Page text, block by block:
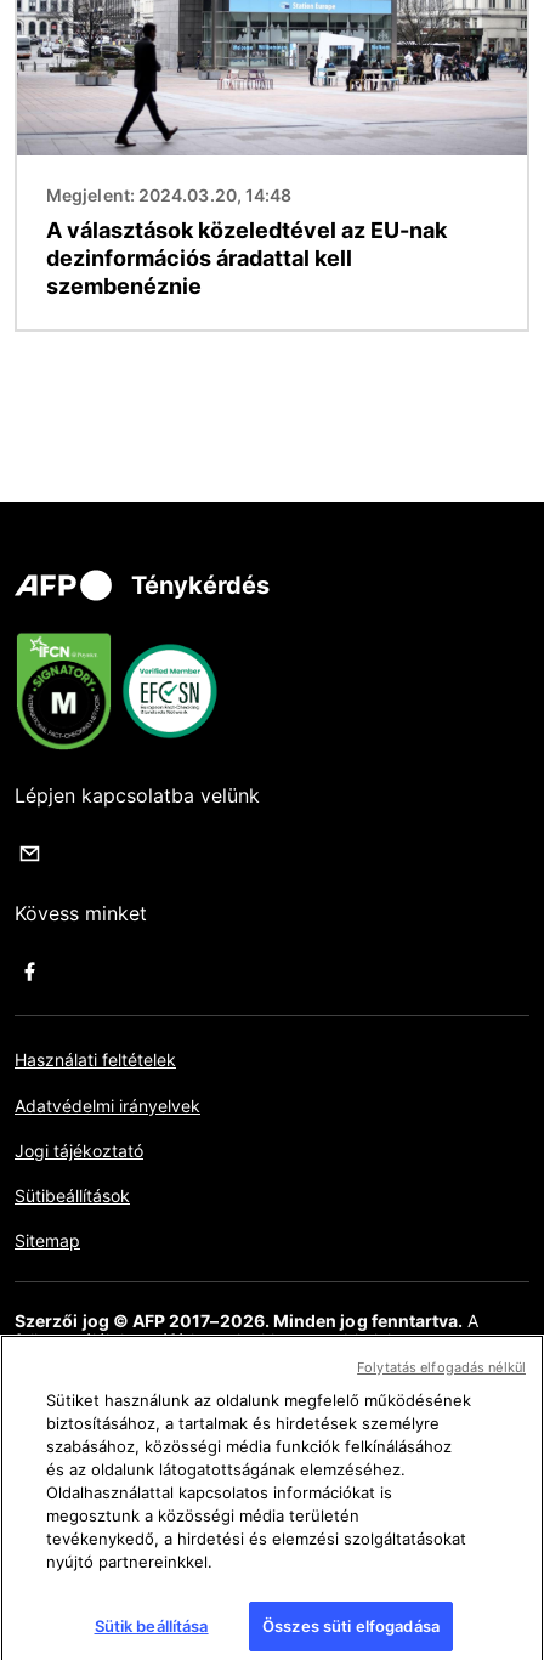
Megjelent: 2024.03.20, 14:48
A választások közeledtével az EU-nak
dezinformációs áradattal kell
szembenéznie
Ténykérdés
Lépjen kapcsolatba velünk
Kövess minket
Használati feltételek
Adatvédelmi irányelvek
Jogi tájékoztató
Sütibeállítások
Sitemap
Szerzői jog © AFP 2017–2026. Minden jog fenntartva. A
felhasználók hozzáférhetnek ehhez a webhelyhez,
megtekinthetik azt, és használhatják az elérhető megosztási
funkciókat is, de kizárólag csak személyes, magán és nem
kereskedelmi célokra. Bármely egyéb felhasználás, különösen a
weboldal tartalmának bármilyen sokszorosítása, közlése vagy
terjesztése, részlegesen vagy teljesen, bármilyen más célra és /
vagy bármilyen más eszközzel, az AFP-vel megkötött külön
licencszerződés nélkül szigorúan tilos. Az AFP Ténykérdés
linkjein keresztül ábrázolt vagy mellékelt anyagot olyan
mértékben közöljük, amely az érintett információk
ellenőrzésének helyes megértéséhez szükséges. Az AFP nem
szerzett semmilyen jogot a harmadik fél tartalmának szerzőitől
vagy szerzői jogainak tulajdonosaitól, és ezzel kapcsolatban
Sütiket használunk az oldalunk megfelelő működésének
biztosításához, a tartalmak és hirdetések személyre
szabásához, közösségi média funkciók felkínálásához
és az oldalunk látogatottságának elemzéséhez.
Oldalhasználattal kapcsolatos információkat is
megosztunk a közösségi média területén
tevékenykedő, a hirdetési és elemzési szolgáltatásokat
nyújtó partnereinkkel.
Sütik beállítása Összes süti elfogadása
Folytatás elfogadás nélkül